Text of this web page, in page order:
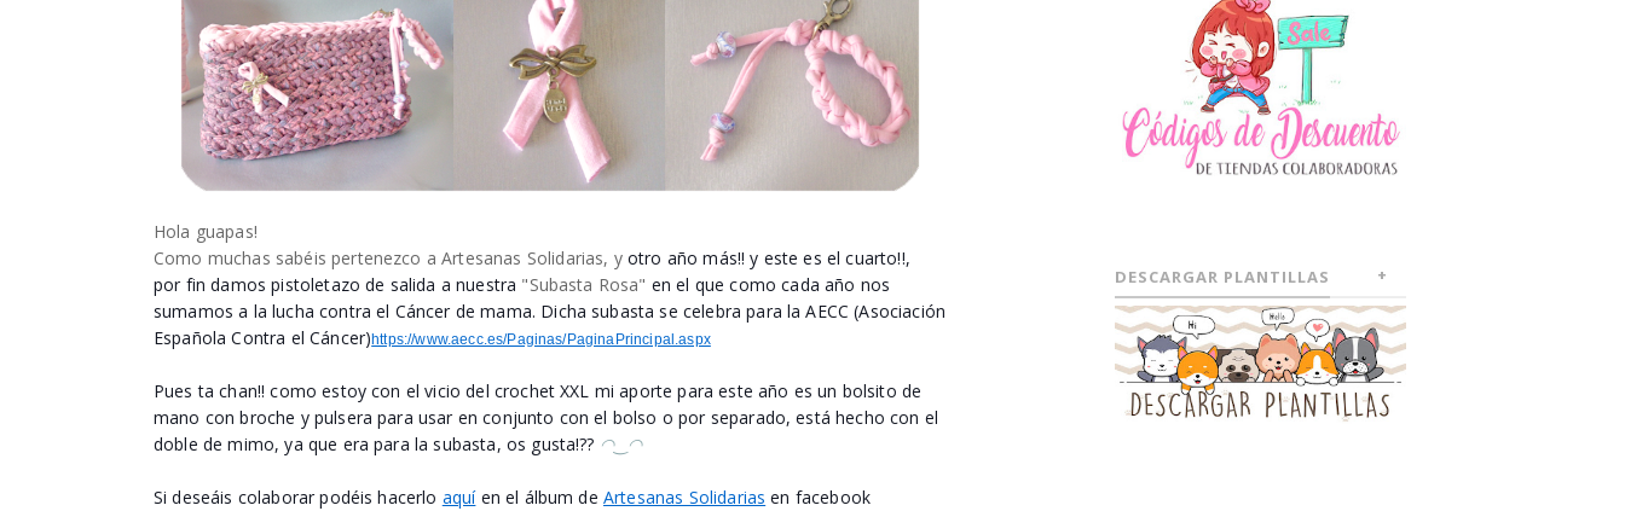
Hola guapas!
Como muchas sabéis pertenezco a Artesanas Solidarias, y otro año más!! y este es el cuarto!!,
por fin damos pistoletazo de salida a nuestra "Subasta Rosa" en el que como cada año nos
sumamos a la lucha contra el Cáncer de mama. Dicha subasta se celebra para la AECC (Asociación
Española Contra el Cáncer)https://www.aecc.es/Paginas/PaginaPrincipal.aspx
Pues ta chan!! como estoy con el vicio del crochet XXL mi aporte para este año es un bolsito de
mano con broche y pulsera para usar en conjunto con el bolso o por separado, está hecho con el
doble de mimo, ya que era para la subasta, os gusta!?? ◠‿◠
Si deseáis colaborar podéis hacerlo aquíen el álbum de Artesanas Solidarias en facebook
DESCARGAR PLANTILLAS